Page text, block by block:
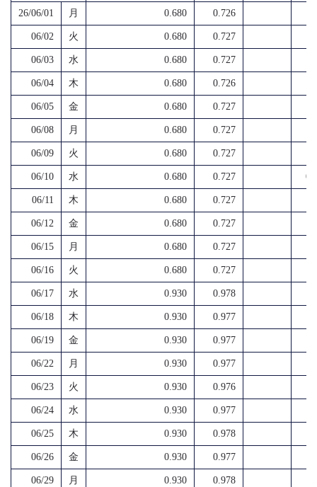
26/06/01 月 0.680 0.726
06/02 火 0.680 0.727
06/03 水 0.680 0.727
06/04 木 0.680 0.726
06/05 金 0.680 0.727
06/08 月 0.680 0.727
06/09 火 0.680 0.727
06/10 水 0.680 0.727
06/11 木 0.680 0.727
06/12 金 0.680 0.727
06/15 月 0.680 0.727
06/16 火 0.680 0.727
06/17 水 0.930 0.978
06/18 木 0.930 0.977
06/19 金 0.930 0.977
06/22 月 0.930 0.977
06/23 火 0.930 0.976
06/24 水 0.930 0.977
06/25 木 0.930 0.978
06/26 金 0.930 0.977
06/29 月 0.930 0.978